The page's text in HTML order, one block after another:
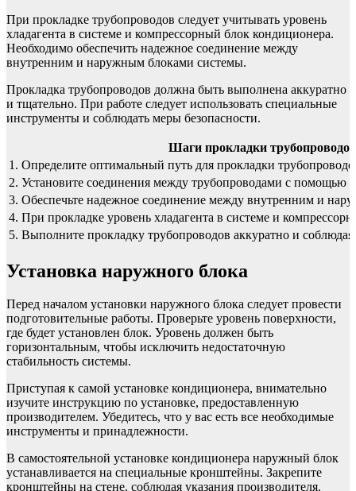
При прокладке трубопроводов следует учитывать уровень
хладагента в системе и компрессорный блок кондиционера.
Необходимо обеспечить надежное соединение между
внутренним и наружным блоками системы.
Прокладка трубопроводов должна быть выполнена аккуратно
и тщательно. При работе следует использовать специальные
инструменты и соблюдать меры безопасности.
Шаги прокладки
1. Определите оптимальный путь для прокладки
2. Установите соединения между трубопроводами с помощью
3. Обеспечьте надежное соединение между внутренним и
4. При прокладке уровень хладагента в системе и
5. Выполните прокладку трубопроводов аккуратно и
Установка наружного блока
Перед началом установки наружного блока следует провести
подготовительные работы. Проверьте уровень поверхности,
где будет установлен блок. Уровень должен быть
горизонтальным, чтобы исключить недостаточную
стабильность системы.
Приступая к самой установке кондиционера, внимательно
изучите инструкцию по установке, предоставленную
производителем. Убедитесь, что у вас есть все необходимые
инструменты и принадлежности.
В самостоятельной установке кондиционера наружный блок
устанавливается на специальные кронштейны. Закрепите
кронштейны на стене, соблюдая указания производителя.